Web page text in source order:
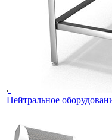
Нейтральное